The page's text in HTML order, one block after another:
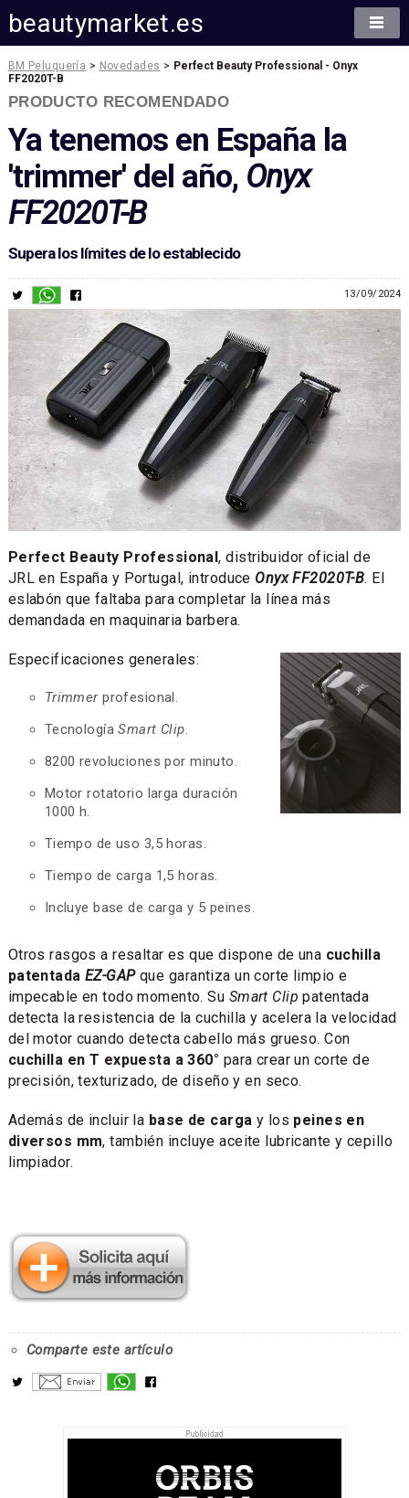
beautymarket.es
BM Peluquería > Novedades > Perfect Beauty Professional - Onyx
FF2020T-B
PRODUCTO RECOMENDADO
Ya tenemos en España la
'trimmer' del año, Onyx
FF2020T-B
Supera los límites de lo establecido
13/09/2024
Perfect Beauty Professional, distribuidor oficial de
JRL en España y Portugal, introduce Onyx FF2020T-B. El
eslabón que faltaba para completar la línea más
demandada en maquinaria barbera.
Especificaciones generales:
Trimmerprofesional.
TecnologíaSmart Clip.
8200 revoluciones por minuto.
Motor rotatorio larga duración
1000 h.
Tiempo de uso 3,5 horas.
Tiempo de carga 1,5 horas.
Incluye base de carga y 5 peines.
Otros rasgos a resaltar es que dispone de una cuchilla
patentada EZ-GAPque garantiza un corte limpio e
impecable en todo momento. Su Smart Clip patentada
detecta la resistencia de la cuchilla y acelera la velocidad
del motor cuando detecta cabello más grueso. Con
cuchilla en T expuesta a 360° para crear un corte de
precisión, texturizado, de diseño y en seco.
Además de incluir la base de carga y los peines en
diversos mm, también incluye aceite lubricante y cepillo
limpiador.
Comparte este artículo